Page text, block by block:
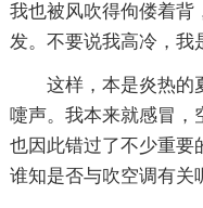
我也被风吹得佝偻着背
发。不要说我高冷，我
这样，本是炎热的
嚏声。我本来就感冒，
也因此错过了不少重要
谁知是否与吹空调有关